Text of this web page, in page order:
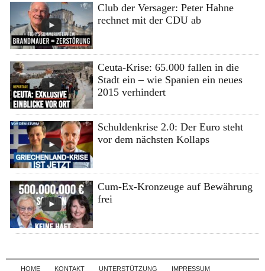
Club der Versager: Peter Hahne
rechnet mit der CDU ab
Ceuta-Krise: 65.000 fallen in die
Stadt ein – wie Spanien ein neues
2015 verhindert
Schuldenkrise 2.0: Der Euro steht
vor dem nächsten Kollaps
Cum-Ex-Kronzeuge auf Bewährung
frei
Skip to content
HOME KONTAKT UNTERSTÜTZUNG IMPRESSUM